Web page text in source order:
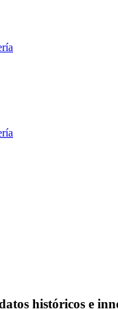
históricos e